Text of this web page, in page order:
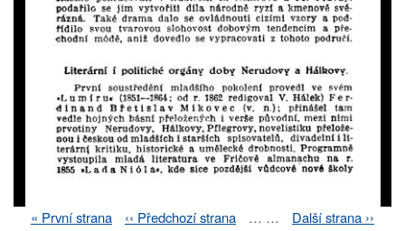
First
« První strana
Previous
‹‹ Předchozí strana … …
Next
Další strana ››